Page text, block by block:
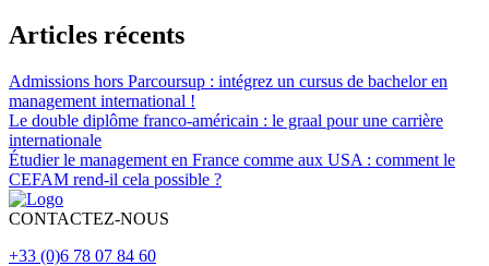
Articles récents
Admissions hors Parcoursup : intégrez un cursus de bachelor en
management international !
Le double diplôme franco-américain : le graal pour une carrière
internationale
Étudier le management en France comme aux USA : comment le
CEFAM rend-il cela possible ?
CONTACTEZ-NOUS
+33 (0)6 78 07 84 60